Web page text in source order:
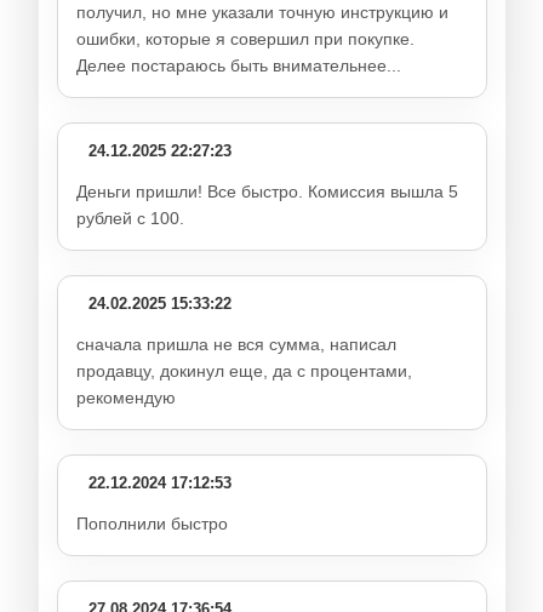
получил, но мне указали точную инструкцию и
ошибки, которые я совершил при покупке.
Делее постараюсь быть внимательнее...
24.12.2025 22:27:23
Деньги пришли! Все быстро. Комиссия вышла 5
рублей с 100.
24.02.2025 15:33:22
сначала пришла не вся сумма, написал
продавцу, докинул еще, да с процентами,
рекомендую
22.12.2024 17:12:53
Пополнили быстро